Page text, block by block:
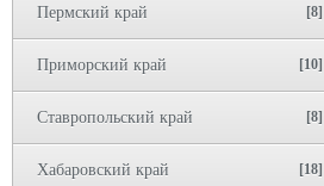
Пермский край [8]
Приморский край [10]
Ставропольский край [8]
Хабаровский край [18]